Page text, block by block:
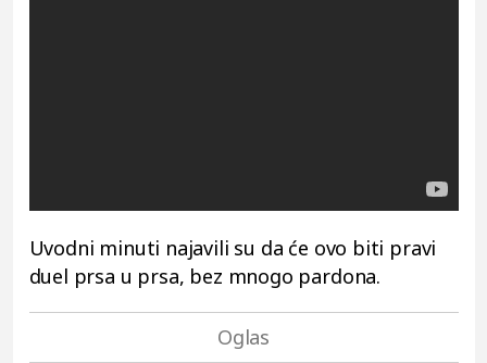
Uvodni minuti najavili su da će ovo biti pravi
duel prsa u prsa, bez mnogo pardona.